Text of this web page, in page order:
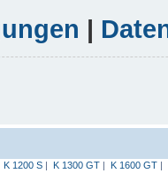
|
K 1200 S| K 1300 GT| K 1600 GT|